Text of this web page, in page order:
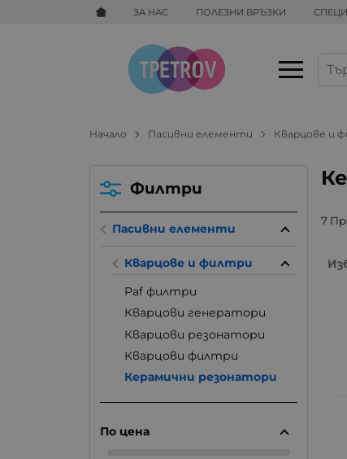
ЗА НАС ПОЛЕЗНИ ВРЪЗКИ
Начало Пасивни елементи Кварцове и
7
Филтри
Пасивни елементи
Кварцове и филтри
Paf филтри
Кварцови генератори
Кварцови резонатори
Кварцови филтри
Керамични резонатори
По цена